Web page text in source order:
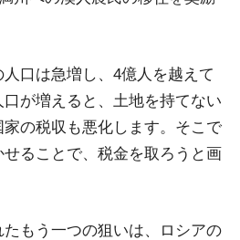
口は急増し、4億人を越えて
が増えると、土地を持てない
の税収も悪化します。そこで
ることで、税金を取ろうと画
もう一つの狙いは、ロシアの